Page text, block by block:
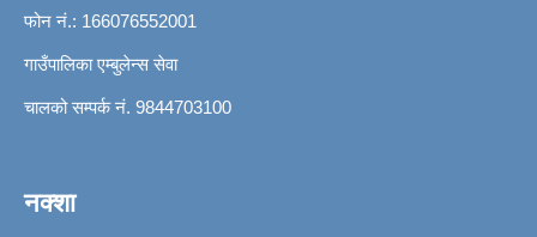
फोन नं.: 166076552001
गाउँपालिका एम्बुलेन्स सेवा
चालको सम्पर्क नं. 9844703100
नक्शा